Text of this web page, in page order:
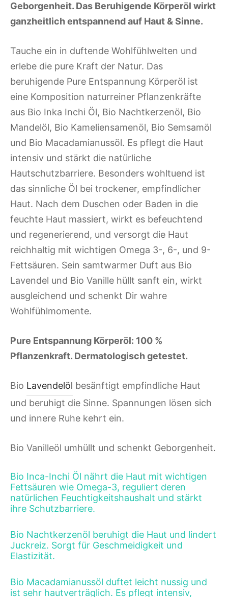
Geborgenheit. Das Beruhigende Körperöl wirkt
ganzheitlich entspannend auf Haut & Sinne.
Tauche ein in duftende Wohlfühlwelten und
erlebe die pure Kraft der Natur. Das
beruhigende Pure Entspannung Körperöl ist
eine Komposition naturreiner Pflanzenkräfte
aus Bio Inka Inchi Öl, Bio Nachtkerzenöl, Bio
Mandelöl, Bio Kameliensamenöl, Bio Semsamöl
und Bio Macadamianussöl. Es pflegt die Haut
intensiv und stärkt die natürliche
Hautschutzbarriere. Besonders wohltuend ist
das sinnliche Öl bei trockener, empfindlicher
Haut. Nach dem Duschen oder Baden in die
feuchte Haut massiert, wirkt es befeuchtend
und regenerierend, und versorgt die Haut
reichhaltig mit wichtigen Omega 3-, 6-, und 9-
Fettsäuren. Sein samtwarmer Duft aus Bio
Lavendel und Bio Vanille hüllt sanft ein, wirkt
ausgleichend und schenkt Dir wahre
Wohlfühlmomente.
Pure Entspannung Körperöl: 100 %
Pflanzenkraft. Dermatologisch getestet.
Bio Lavendelöl besänftigt empfindliche Haut
und beruhigt die Sinne. Spannungen lösen sich
und innere Ruhe kehrt ein.
Bio Vanilleöl umhüllt und schenkt Geborgenheit.
Bio Inca-Inchi Öl nährt die Haut mit wichtigen
Fettsäuren wie Omega-3, reguliert deren
natürlichen Feuchtigkeitshaushalt und stärkt
ihre Schutzbarriere.
Bio Nachtkerzenöl beruhigt die Haut und lindert
Juckreiz. Sorgt für Geschmeidigkeit und
Elastizität.
Bio Macadamianussöl duftet leicht nussig und
ist sehr hautverträglich. Es pflegt intensiv,